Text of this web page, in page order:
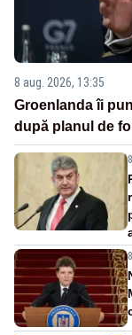
8 aug. 2026, 13:35
Groenlanda îi
după planul de